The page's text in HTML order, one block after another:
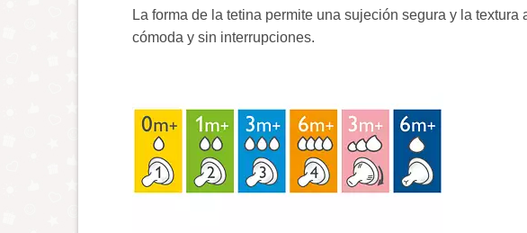
La forma de la tetina permite una sujeción segura y la
cómoda y sin interrupciones.